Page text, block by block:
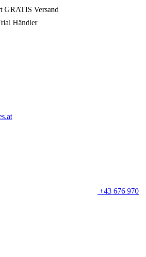
GRATIS Versand
Händler
+43 676 970